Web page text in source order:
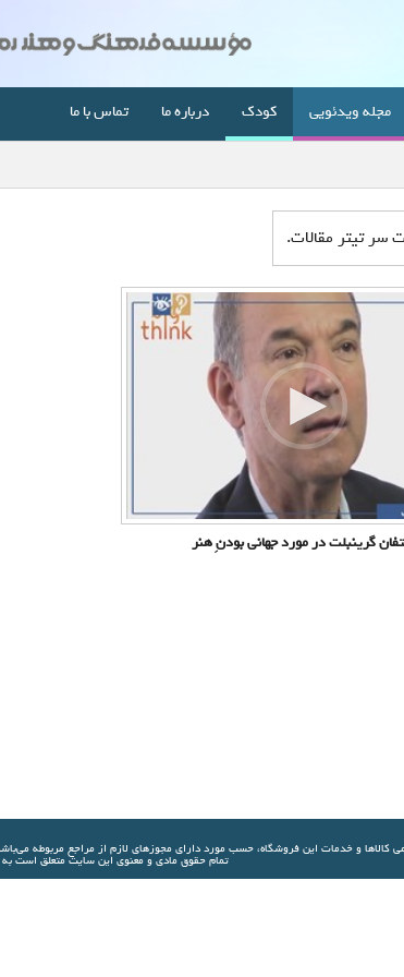
مجله ویدئویی کودک درباره ما تماس با ما
سر تیتر مقالات.
گرینبلت در مورد جهانی بودنِ هنر
كالاها و خدمات اين فروشگاه، حسب مورد دارای مجوزهای لازم از مراجع مربوطه
تمام حقوق مادی و معنوی این سایت متعلق است